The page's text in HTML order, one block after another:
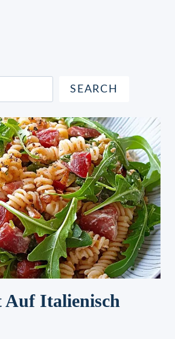
SEARCH
Auf Italienisch